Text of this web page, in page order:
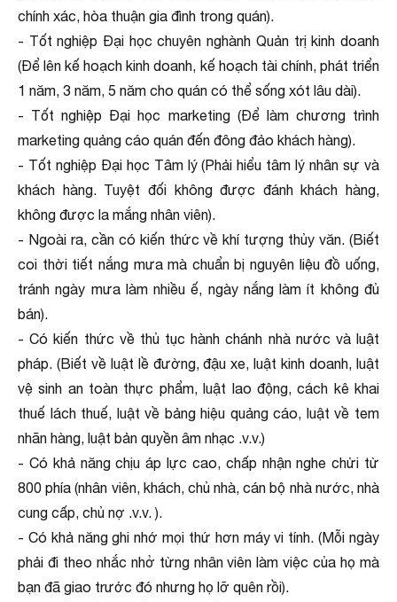
chính xác, hòa thuận gia đình trong quán).
- Tốt nghiệp Đại học chuyên nghành Quản trị kinh doanh
(Để lên kế hoạch kinh doanh, kế hoạch tài chính, phát triển
1 năm, 3 năm, 5 năm cho quán có thể sống xót lâu dài).
- Tốt nghiệp Đại học marketing (Để làm chương trình
marketing quảng cáo quán đến đông đảo khách hàng).
- Tốt nghiệp Đại học Tâm lý (Phải hiểu tâm lý nhân sự và
khách hàng. Tuyệt đối không được đánh khách hàng,
không được la mắng nhân viên).
- Ngoài ra, cần có kiến thức về khí tượng thủy văn. (Biết
coi thời tiết nắng mưa mà chuẩn bị nguyên liệu đồ uống,
tránh ngày mưa làm nhiều ế, ngày nắng làm ít không đủ
bán).
- Có kiến thức về thủ tục hành chánh nhà nước và luật
pháp. (Biết về luật lề đường, đậu xe, luật kinh doanh, luật
vệ sinh an toàn thực phẩm, luật lao động, cách kê khai
thuế lách thuế, luật về bảng hiệu quảng cáo, luật về tem
nhãn hàng, luật bản quyền âm nhạc .v.v.)
- Có khả năng chịu áp lực cao, chấp nhận nghe chửi từ
800 phía (nhân viên, khách, chủ nhà, cán bộ nhà nước, nhà
cung cấp, chủ nợ .v.v. ).
- Có khả năng ghi nhớ mọi thứ hơn máy vi tính. (Mỗi ngày
phải đi theo nhắc nhở từng nhân viên làm việc của họ mà
bạn đã giao trước đó nhưng họ lỡ quên rồi).